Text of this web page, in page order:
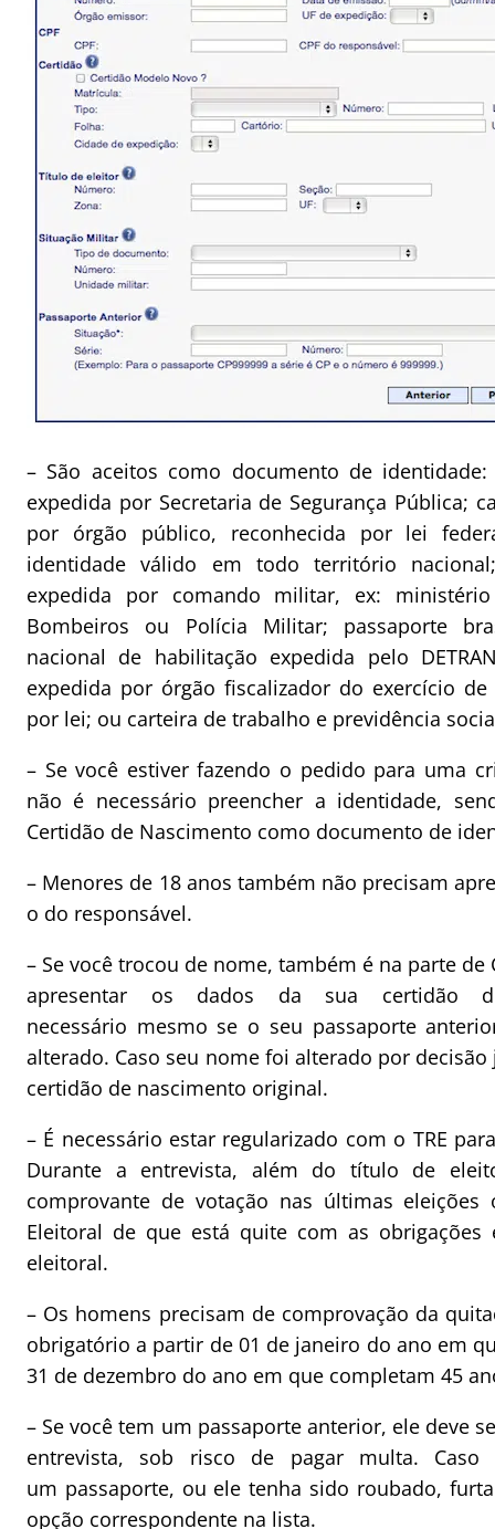
– São aceitos como documento de
expedida por Secretaria de Segurança Pública;
por órgão público, reconhecida por lei
identidade válido em todo território
expedida por comando militar, ex:
Bombeiros ou Polícia Militar; passaporte
nacional de habilitação expedida pelo
expedida por órgão fiscalizador do exercício
por lei; ou carteira de trabalho e previdência
– Se você estiver fazendo o pedido para uma
não é necessário preencher a identidade,
Certidão de Nascimento como documento de
– Menores de 18 anos também não precisam
o do responsável.
– Se você trocou de nome, também é na parte de
apresentar os dados da sua certidão
necessário mesmo se o seu passaporte
alterado. Caso seu nome foi alterado por
certidão de nascimento original.
– É necessário estar regularizado com o TRE
Durante a entrevista, além do título de
comprovante de votação nas últimas eleições
Eleitoral de que está quite com as obrigações
eleitoral.
– Os homens precisam de comprovação da
obrigatório a partir de 01 de janeiro do ano em
31 de dezembro do ano em que completam 45
– Se você tem um passaporte anterior, ele deve
entrevista, sob risco de pagar multa.
um passaporte, ou ele tenha sido roubado,
opção correspondente na lista.